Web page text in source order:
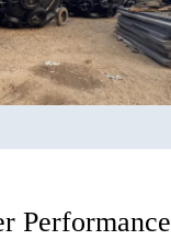
Performance